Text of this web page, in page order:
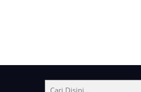
Back